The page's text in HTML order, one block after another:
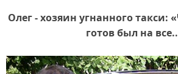
Олег - хозяин угнанного
готов был на